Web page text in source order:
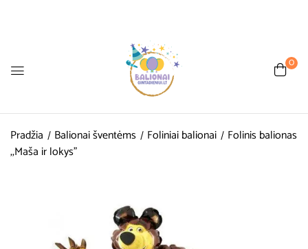
0
Pradžia Balionai šventėms Foliniai balionai
Folinis balionas
,,Maša ir lokys”